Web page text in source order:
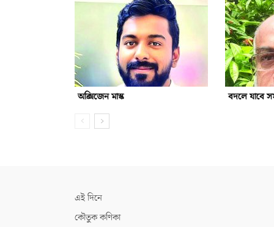
অক্সিজেন মাস্ক বদলে যাবে
এই দিনে
কৌতুক কণিকা